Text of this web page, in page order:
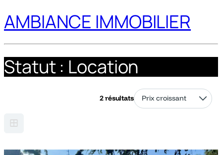
AMBIANCE IMMOBILIER
Statut : Location
2 résultats